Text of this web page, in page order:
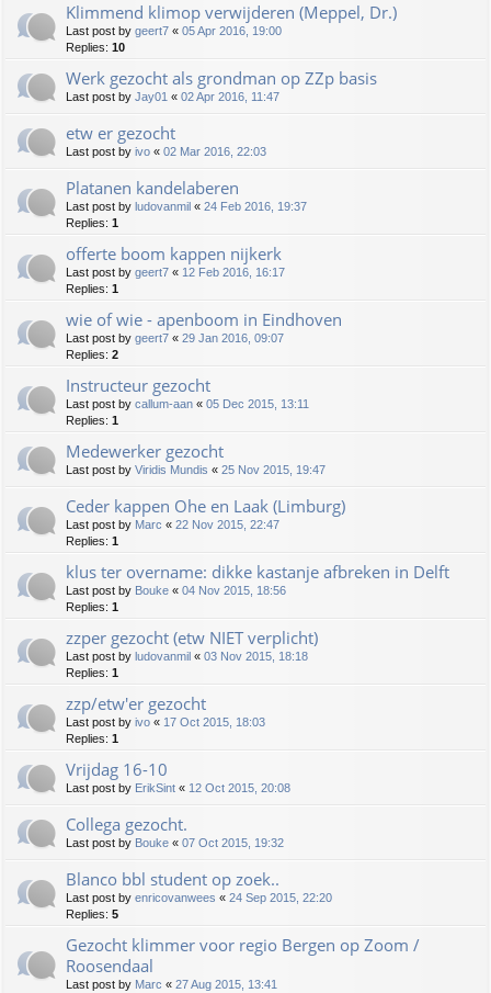
Klimmend klimop verwijderen (Meppel, Dr.)
Last post by geert7 « 05 Apr 2016, 19:00
Replies: 10
Werk gezocht als grondman op ZZp basis
Last post by Jay01 « 02 Apr 2016, 11:47
etw er gezocht
Last post by ivo « 02 Mar 2016, 22:03
Platanen kandelaberen
Last post by ludovanmil « 24 Feb 2016, 19:37
Replies: 1
offerte boom kappen nijkerk
Last post by geert7 « 12 Feb 2016, 16:17
Replies: 1
wie of wie - apenboom in Eindhoven
Last post by geert7 « 29 Jan 2016, 09:07
Replies: 2
Instructeur gezocht
Last post by callum-aan « 05 Dec 2015, 13:11
Replies: 1
Medewerker gezocht
Last post by Viridis Mundis « 25 Nov 2015, 19:47
Ceder kappen Ohe en Laak (Limburg)
Last post by Marc « 22 Nov 2015, 22:47
Replies: 1
klus ter overname: dikke kastanje afbreken in Delft
Last post by Bouke « 04 Nov 2015, 18:56
Replies: 1
zzper gezocht (etw NIET verplicht)
Last post by ludovanmil « 03 Nov 2015, 18:18
Replies: 1
zzp/etw'er gezocht
Last post by ivo « 17 Oct 2015, 18:03
Replies: 1
Vrijdag 16-10
Last post by ErikSint « 12 Oct 2015, 20:08
Collega gezocht.
Last post by Bouke « 07 Oct 2015, 19:32
Blanco bbl student op zoek..
Last post by enricovanwees « 24 Sep 2015, 22:20
Replies: 5
Gezocht klimmer voor regio Bergen op Zoom /
Roosendaal
Last post by Marc « 27 Aug 2015, 13:41